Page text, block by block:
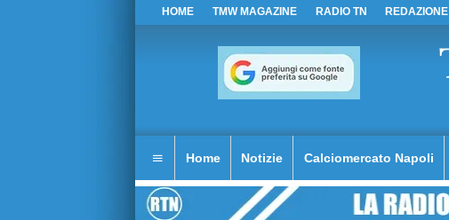
HOME TMW MAGAZINE RADIO TN REDAZIONE
Home Notizie Calciomercato Napoli